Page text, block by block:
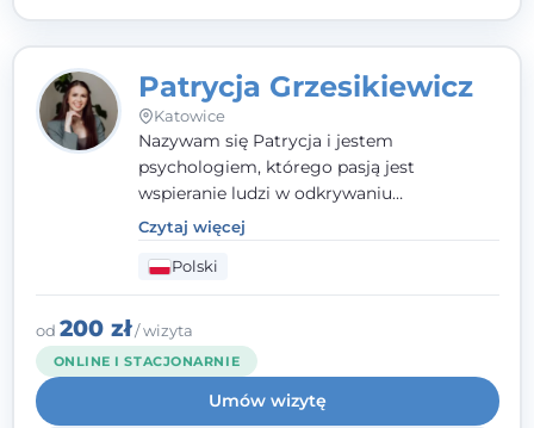
Patrycja Grzesikiewicz
Katowice
Nazywam się Patrycja i jestem
psychologiem, którego pasją jest
wspieranie ludzi w odkrywaniu
wewnętrznej siły i radzeniu sobie z
codziennymi trudnościami. Pracuję w
nurcie poznawczo-behawioralnym, oferując
indywidualne podejście pełne empatii,
zaufania i wsparcia. Jeśli masz za sobą
trudny czas, jestem tutaj dla Ciebie.
Czytaj więcej
Polski
od 200 zł/ wizyta
ONLINE I STACJONARNIE
Umów wizytę